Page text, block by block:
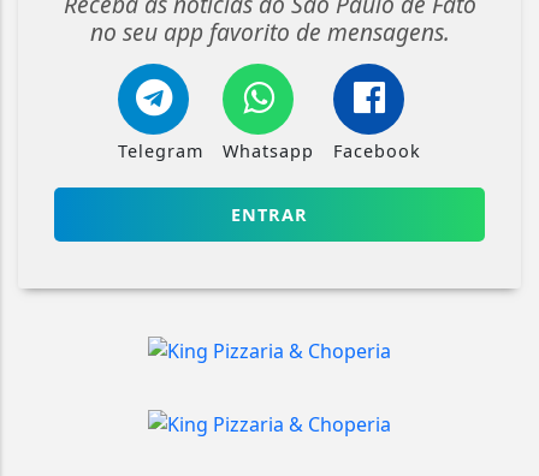
no seu app favorito de mensagens.
Telegram Whatsapp Facebook
ENTRAR